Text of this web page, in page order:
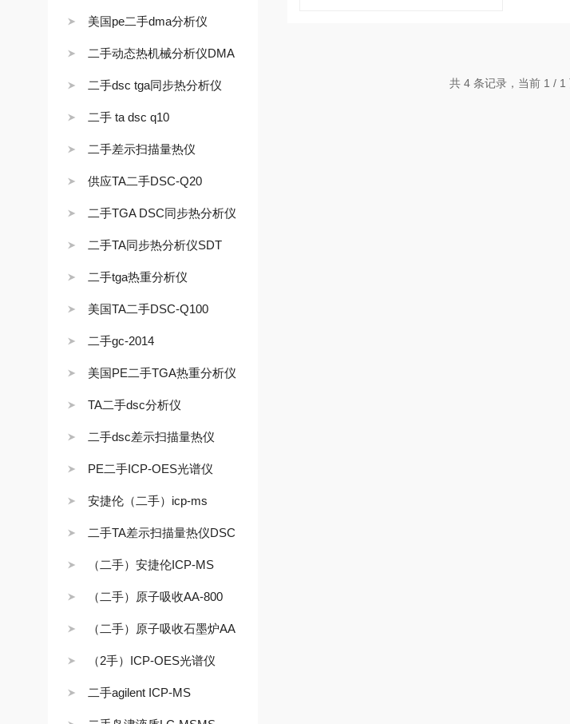
美国pe二手dma分析仪
二手动态热机械分析仪DMA
二手dsc tga同步热分析仪
二手 ta dsc q10
二手差示扫描量热仪
供应TA二手DSC-Q20
二手TGA DSC同步热分析仪
二手TA同步热分析仪SDT
二手tga热重分析仪
美国TA二手DSC-Q100
二手gc-2014
美国PE二手TGA热重分析仪
TA二手dsc分析仪
二手dsc差示扫描量热仪
PE二手ICP-OES光谱仪
安捷伦（二手）icp-ms
二手TA差示扫描量热仪DSC
（二手）安捷伦ICP-MS
（二手）原子吸收AA-800
（二手）原子吸收石墨炉AA
（2手）ICP-OES光谱仪
二手agilent ICP-MS
共 4 条记录，当前 1 /